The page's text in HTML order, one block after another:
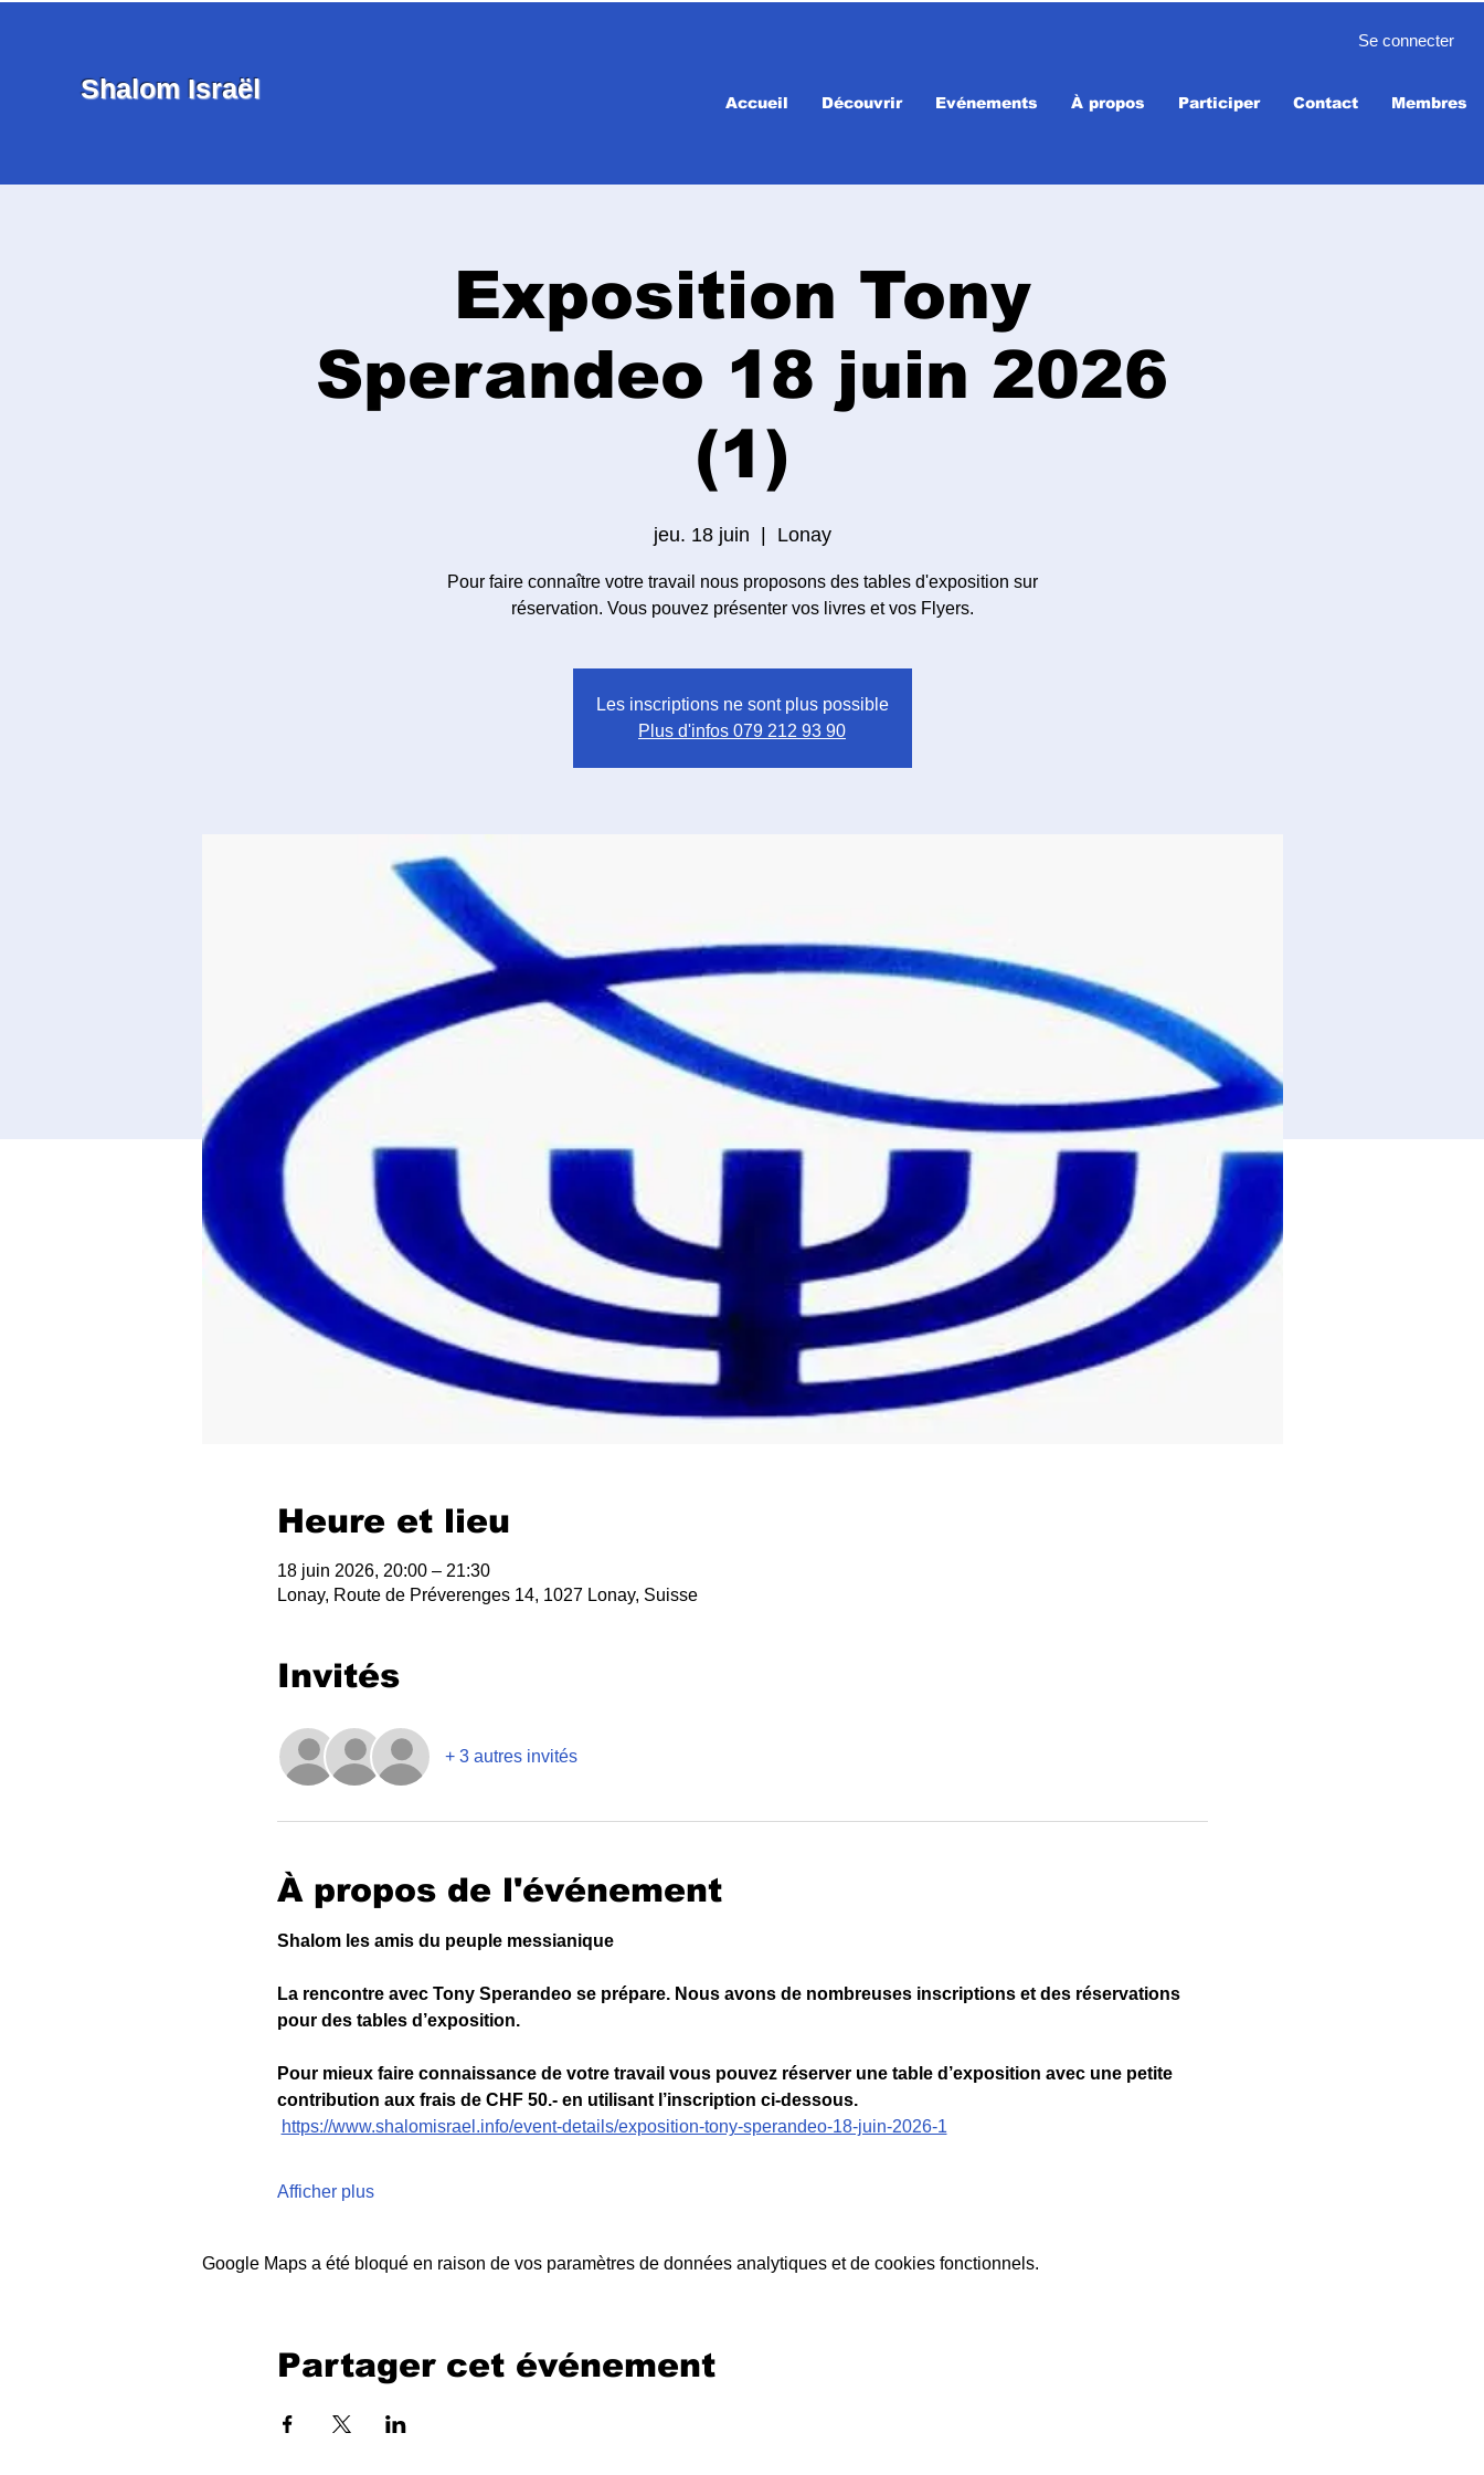
Shalom Israël
Se connecter
Accueil Découvrir Evénements À propos Participer Contact Membres
Exposition Tony
Sperandeo 18 juin 2026
(1)
jeu. 18 juin Lonay
Pour faire connaître votre travail nous proposons des tables d'exposition sur
réservation. Vous pouvez présenter vos livres et vos Flyers.
Les inscriptions ne sont plus possible
Plus d'infos 079 212 93 90
Heure et lieu
18 juin 2026, 20:00 – 21:30
Lonay, Route de Préverenges 14, 1027 Lonay, Suisse
Invités
+ 3 autres invités
À propos de l'événement
Shalom les amis du peuple messianique
La rencontre avec Tony Sperandeo se prépare. Nous avons de nombreuses inscriptions et des réservations
pour des tables d’exposition.
Pour mieux faire connaissance de votre travail vous pouvez réserver une table d’exposition avec une petite
contribution aux frais de CHF 50.- en utilisant l’inscription ci-dessous.
https://www.shalomisrael.info/event-details/exposition-tony-sperandeo-18-juin-2026-1
Afficher plus
Google Maps a été bloqué en raison de vos paramètres de données analytiques et de cookies fonctionnels.
Partager cet événement